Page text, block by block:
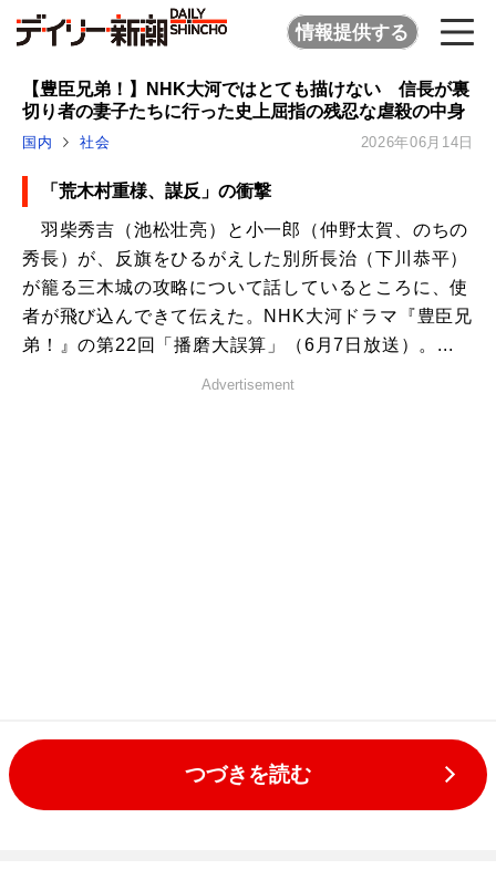
情報提供する
【豊臣兄弟！】NHK大河ではとても描けない 信長が裏
切り者の妻子たちに行った史上屈指の残忍な虐殺の中身
国内 社会 2026年06月14日
「荒木村重様、謀反」の衝撃
羽柴秀吉（池松壮亮）と小一郎（仲野太賀、のちの
秀長）が、反旗をひるがえした別所長治（下川恭平）
が籠る三木城の攻略について話しているところに、使
者が飛び込んできて伝えた。NHK大河ドラマ『豊臣兄
弟！』の第22回「播磨大誤算」（6月7日放送）。...
Advertisement
つづきを読む